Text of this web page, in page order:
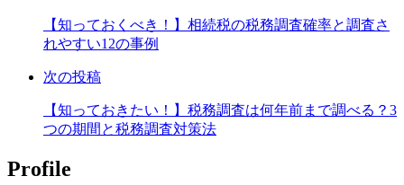
す
る
【知っておくべき！】相続税の税務調査確率と調査さ
れやすい12の事例
次の投稿
【知っておきたい！】税務調査は何年前まで調べる？3
つの期間と税務調査対策法
Profile